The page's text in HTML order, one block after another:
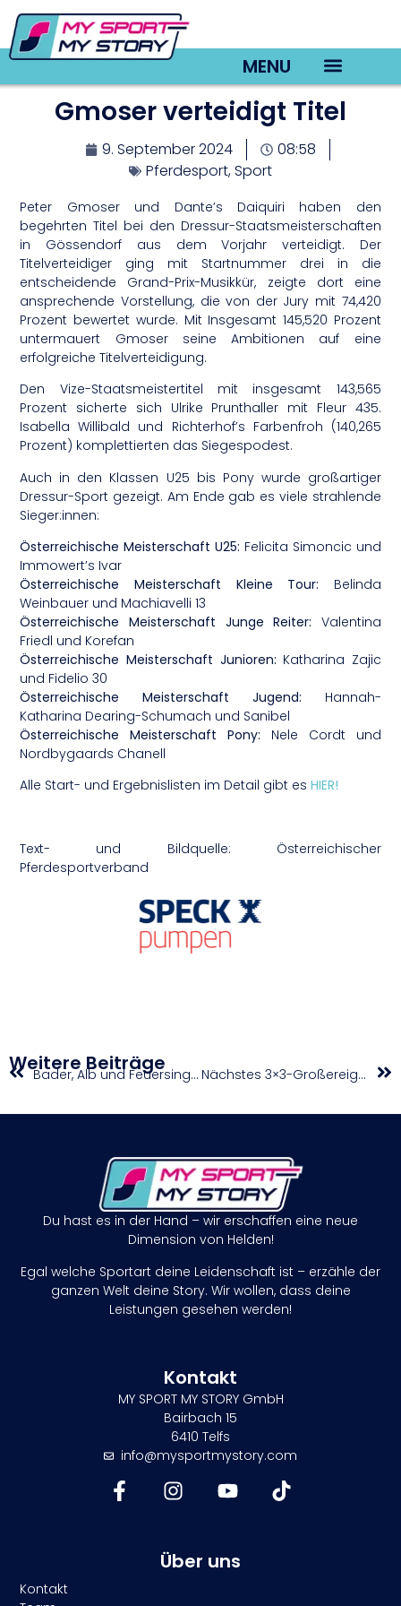
MENU
Gmoser verteidigt Titel
9. September 2024
08:58
Pferdesport,Sport
Peter Gmoser und Dante’s Daiquiri haben den
begehrten Titel bei den Dressur-Staatsmeisterschaften
in Gössendorf aus dem Vorjahr verteidigt. Der
Titelverteidiger ging mit Startnummer drei in die
entscheidende Grand-Prix-Musikkür, zeigte dort eine
ansprechende Vorstellung, die von der Jury mit 74,420
Prozent bewertet wurde. Mit Insgesamt 145,520 Prozent
untermauert Gmoser seine Ambitionen auf eine
erfolgreiche Titelverteidigung.
Den Vize-Staatsmeistertitel mit insgesamt 143,565
Prozent sicherte sich Ulrike Prunthaller mit Fleur 435.
Isabella Willibald und Richterhof’s Farbenfroh (140,265
Prozent) komplettierten das Siegespodest.
Auch in den Klassen U25 bis Pony wurde großartiger
Dressur-Sport gezeigt. Am Ende gab es viele strahlende
Sieger:innen:
Österreichische Meisterschaft U25: Felicita Simoncic und
Immowert’s Ivar
Österreichische Meisterschaft Kleine Tour: Belinda
Weinbauer und Machiavelli 13
Österreichische Meisterschaft Junge Reiter: Valentina
Friedl und Korefan
Österreichische Meisterschaft Junioren: Katharina Zajic
und Fidelio 30
Österreichische Meisterschaft Jugend: Hannah-
Katharina Dearing-Schumach und Sanibel
Österreichische Meisterschaft Pony: Nele Cordt und
Nordbygaards Chanell
Alle Start- und Ergebnislisten im Detail gibt esHIER!
Text- und Bildquelle: Österreichischer
Pferdesportverband
Weitere Beiträge Bader, Alb und Feuersinger in Tunesien erfolgreich Nächstes 3×3-Großereignis: U23-Frauen reisen zur WM in die Mongolei
Du hast es in der Hand – wir erschaffen eine neue
Dimension von Helden!
Egal welche Sportart deine Leidenschaft ist – erzähle der
ganzen Welt deine Story. Wir wollen, dass deine
Leistungen gesehen werden!
Kontakt
MY SPORT MY STORY GmbH
Bairbach 15
6410 Telfs
info@mysportmystory.com
Über uns
Kontakt